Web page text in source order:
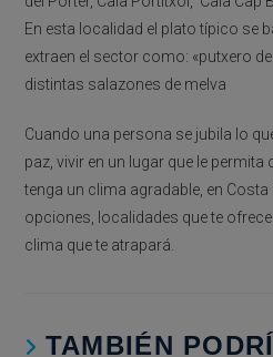
En esta localidad el plato típico se
extraen el sector como: «putxero
distintas salazones de melva
Cuando una persona se jubila lo
paz, vivir en un lugar que le
tenga un clima agradable, en
opciones, localidades que te
clima que te atrapará.
TAMBIÉN